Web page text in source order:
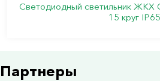
Cветодиодный светильник ЖКХ
15 круг IP65
Партнеры